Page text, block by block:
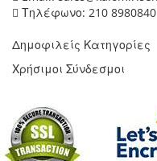
Τηλέφωνο: 210 8980840
Δημοφιλείς Κατηγορίες
Χρήσιμοι Σύνδεσμοι